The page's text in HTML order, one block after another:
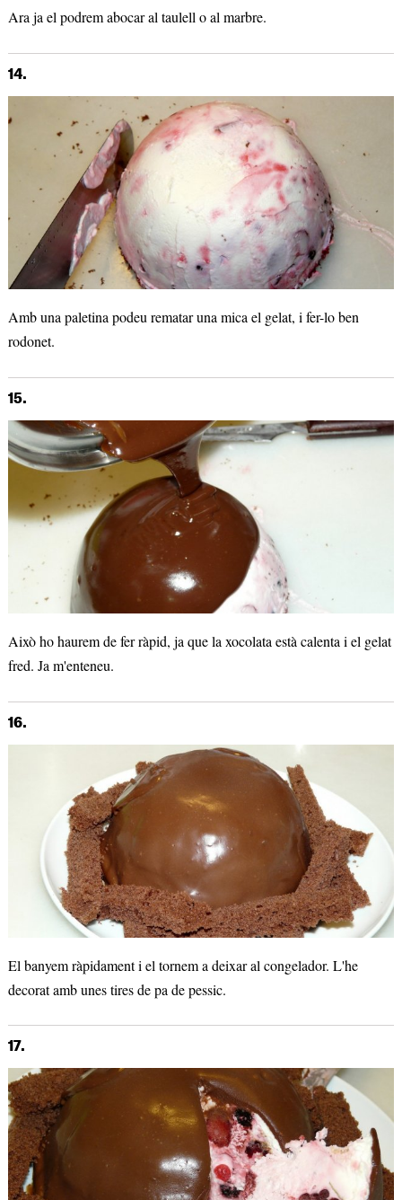
Ara ja el podrem abocar al taulell o al marbre.
14.
Amb una paletina podeu rematar una mica el gelat, i fer-lo ben
rodonet.
15.
Això ho haurem de fer ràpid, ja que la xocolata està calenta i el gelat
fred. Ja m'enteneu.
16.
El banyem ràpidament i el tornem a deixar al congelador. L'he
decorat amb unes tires de pa de pessic.
17.